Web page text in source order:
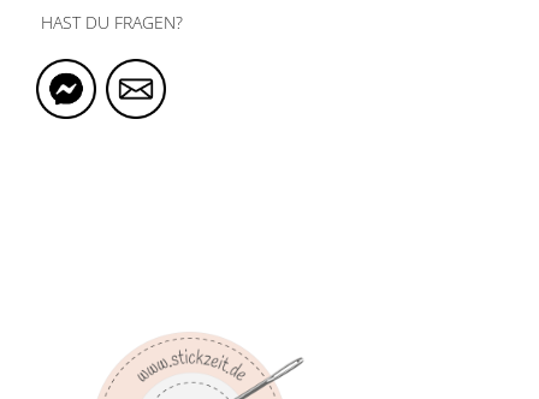
HAST DU FRAGEN?